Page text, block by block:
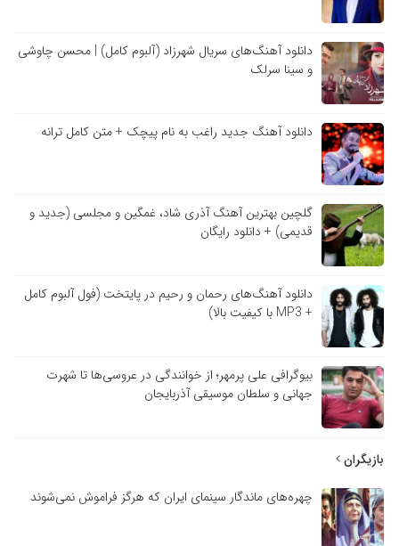
دانلود آهنگ‌های سریال شهرزاد (آلبوم کامل) | محسن چاوشی
و سینا سرلک
دانلود آهنگ جدید راغب به نام پیچک + متن کامل ترانه
گلچین بهترین آهنگ آذری شاد، غمگین و مجلسی (جدید و
قدیمی) + دانلود رایگان
دانلود آهنگ‌های رحمان و رحیم در پایتخت (فول آلبوم کامل
+ MP3 با کیفیت بالا)
بیوگرافی علی پرمهر؛ از خوانندگی در عروسی‌ها تا شهرت
جهانی و سلطان موسیقی آذربایجان
بازیگران
چهره‌های ماندگار سینمای ایران که هرگز فراموش نمی‌شوند